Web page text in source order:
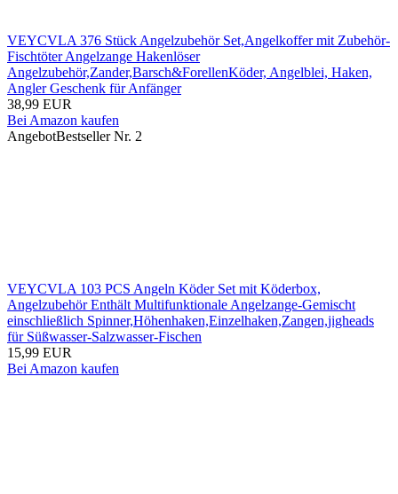
VEYCVLA 376 Stück Angelzubehör Set,Angelkoffer mit Zubehör-
Fischtöter Angelzange Hakenlöser
Angelzubehör,Zander,Barsch&ForellenKöder, Angelblei, Haken,
Angler Geschenk für Anfänger
38,99 EUR
Bei Amazon kaufen
AngebotBestseller Nr. 2
VEYCVLA 103 PCS Angeln Köder Set mit Köderbox,
Angelzubehör Enthält Multifunktionale Angelzange-Gemischt
einschließlich Spinner,Höhenhaken,Einzelhaken,Zangen,jigheads
für Süßwasser-Salzwasser-Fischen
15,99 EUR
Bei Amazon kaufen